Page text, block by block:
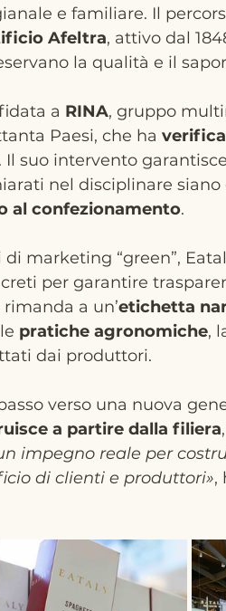
e familiare. Il
Afeltra, attivo dal
la qualità e il
a RINA, gruppo
Paesi, che ha
. Il suo intervento
nel disciplinare
al confezionamento.
marketing “green”,
per garantire
a un’etichetta
pratiche agronomiche,
dai produttori.
verso una nuova
a partire dalla filiera
impegno reale per
di clienti e produttori»,